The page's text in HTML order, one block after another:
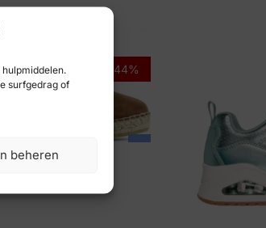
surfgedrag of
beheren
-44%